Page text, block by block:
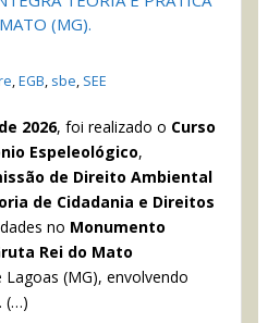
(MG).
,EGB, sbe, SEE
2026, foi realizado o Curso
Espeleológico,
de Direito Ambiental
de Cidadania e Direitos
no Monumento
Rei do Mato
Lagoas (MG), envolvendo
. (…)